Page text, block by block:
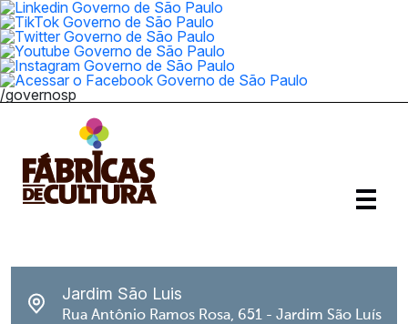
/governosp
Jardim São Luis
Rua Antônio Ramos Rosa, 651 - Jardim São Luís